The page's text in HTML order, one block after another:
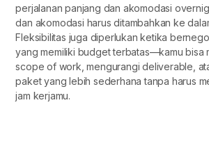
perjalanan panjang dan akomodasi
dan akomodasi harus ditambahkan ke
Fleksibilitas juga diperlukan ketika
yang memiliki budget terbatas—kamu bisa
scope of work, mengurangi deliverable,
paket yang lebih sederhana tanpa harus
jam kerjamu.